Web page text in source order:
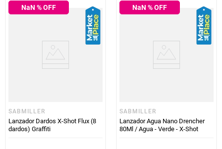
NaN % OFF
SABMILLER
Lanzador Dardos X-Shot Flux (8
dardos) Graffiti
NaN % OFF
SABMILLER
Lanzador Agua Nano Drencher
80Ml / Agua - Verde - X-Shot